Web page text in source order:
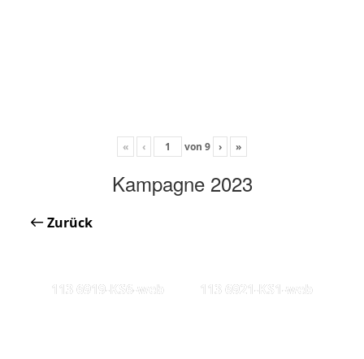
« ‹ von 9 › »
Kampagne 2023
Zurück
113 6919-KS6-web 113 6921-KS1-web